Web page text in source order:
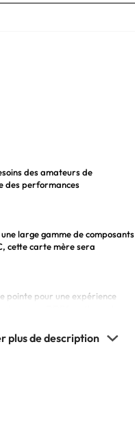
des amateurs de
des performances
large gamme de composants
cette carte mère sera
pointe pour une expérience
configurations avancées